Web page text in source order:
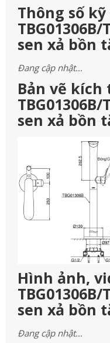
Thông số
TBG01306B/
sen xả bồn
Đang cập nhật…
Bản vẽ kích
TBG01306B/
sen xả bồn
Hình ảnh,
TBG01306B/
sen xả bồn
Đang cập nhật…